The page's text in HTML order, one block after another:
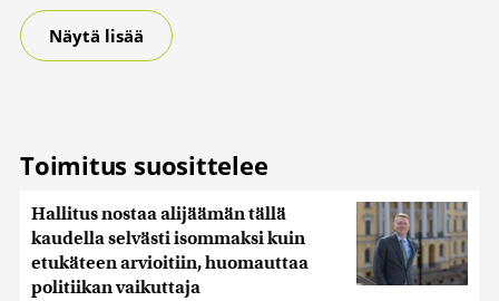
Näytä lisää
Toimitus suosittelee
Hallitus nostaa alijäämän tällä
kaudella selvästi isommaksi kuin
etukäteen arvioitiin, huomauttaa
politiikan vaikuttaja